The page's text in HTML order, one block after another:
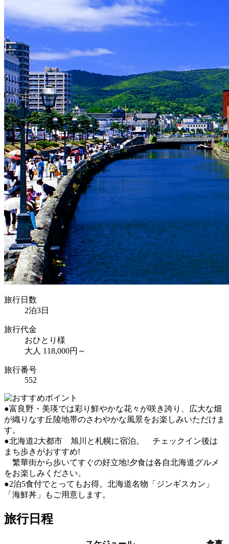
旅行日数
2泊3日
旅行代金
おひとり様
大人 118,000円～
旅行番号
552
●富良野・美瑛では彩り鮮やかな花々が咲き誇り、広大な畑
が織りなす丘陵地帯のさわやかな風景をお楽しみいただけま
す。
●北海道2大都市 旭川と札幌に宿泊。 チェックイン後は
まち歩きがおすすめ!
繁華街から歩いてすぐの好立地!夕食は各自北海道グルメ
をお楽しみください。
●2泊5食付でとってもお得。北海道名物「ジンギスカン」
「海鮮丼」もご用意します。
旅行日程